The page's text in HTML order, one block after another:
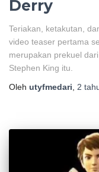
Derry
Teriakan, ketakutan,
video teaser pertama
merupakan prekuel
Stephen King itu.
Oleh utyfmedari, 2